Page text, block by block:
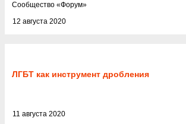
12 августа 2020
Cообщество «Форум»
ЛГБТ как инструмент дробления
11 августа 2020